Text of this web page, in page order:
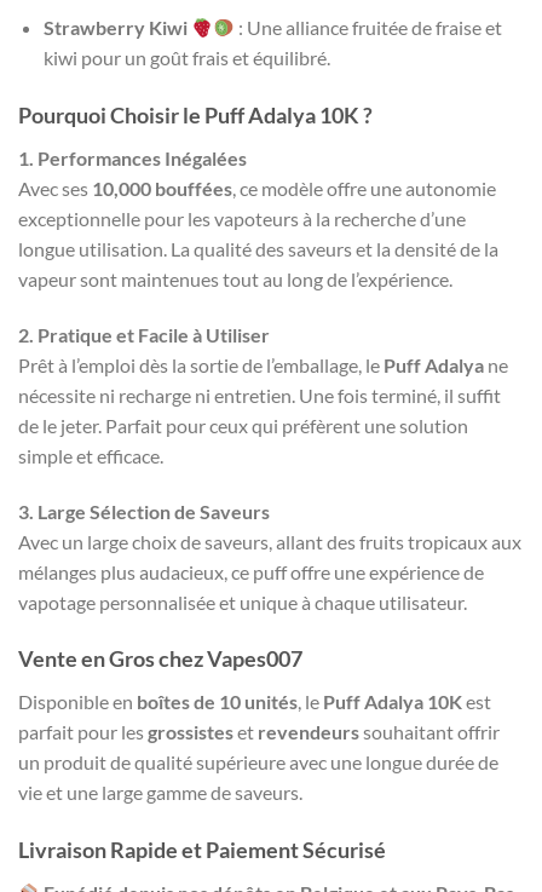
Strawberry Kiwi
: Une alliance fruitée de fraise et
kiwi pour un goût frais et équilibré.
Pourquoi Choisir le Puff Adalya 10K ?
1. Performances Inégalées
Avec ses 10,000 bouffées, ce modèle offre une autonomie
exceptionnelle pour les vapoteurs à la recherche d’une
longue utilisation. La qualité des saveurs et la densité de la
vapeur sont maintenues tout au long de l’expérience.
2. Pratique et Facile à Utiliser
Prêt à l’emploi dès la sortie de l’emballage, le Puff Adalya ne
nécessite ni recharge ni entretien. Une fois terminé, il suffit
de le jeter. Parfait pour ceux qui préfèrent une solution
simple et efficace.
3. Large Sélection de Saveurs
Avec un large choix de saveurs, allant des fruits tropicaux aux
mélanges plus audacieux, ce puff offre une expérience de
vapotage personnalisée et unique à chaque utilisateur.
Vente en Gros chez Vapes007
Disponible en boîtes de 10 unités, le Puff Adalya 10Kest
parfait pour lesgrossisteset revendeurssouhaitant offrir
un produit de qualité supérieure avec une longue durée de
vie et une large gamme de saveurs.
Livraison Rapide et Paiement Sécurisé